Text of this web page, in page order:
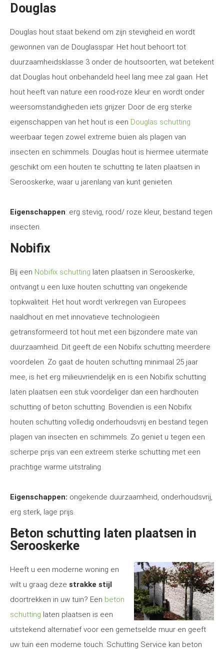
Douglas
Douglas hout staat bekend om zijn stevigheid en wordt
gewonnen van de Douglasspar. Het hout behoort tot
duurzaamheidsklasse 3 onder de houtsoorten, wat betekent
dat Douglas hout onbehandeld heel lang mee zal gaan. Het
hout heeft van nature een rood-roze kleur en wordt onder
weersomstandigheden iets grijzer. Door de erg sterke
eigenschappen van het hout is een Douglas schutting
weerbaar tegen zowel extreme buien als plagen van
insecten en schimmels. Douglas hout is hiermee uitermate
geschikt om een houten te schutting te laten plaatsen in
Serooskerke, waar u jarenlang van kunt genieten.
Eigenschappen: erg stevig, rood/ roze kleur, bestand tegen
insecten.
Nobifix
Bij een Nobifix schutting laten plaatsen in Serooskerke,
ontvangt u een luxe houten schutting van ongekende
topkwaliteit. Het hout wordt verkregen van Europees
naaldhout en met innovatieve technologieën
getransformeerd tot hout met een bijzondere mate van
duurzaamheid. Dit geeft de een Nobifix schutting meerdere
voordelen. Zo gaat de houten schutting minimaal 25 jaar
mee, is het erg milieuvriendelijk en is een Nobifix schutting
laten plaatsen een stuk voordeliger dan een hardhouten
schutting of beton schutting. Bovendien is een Nobifix
houten schutting volledig onderhoudsvrij en bestand tegen
plagen van insecten en schimmels. Zo geniet u tegen een
scherpe prijs van een extreem sterke schutting met een
prachtige warme uitstraling.
Eigenschappen: ongekende duurzaamheid, onderhoudsvrij,
erg sterk, lage prijs.
Beton schutting laten plaatsen in
Serooskerke
Heeft u een moderne woning en
wilt u graag deze strakke stijl
doortrekken in uw tuin? Een beton
schutting laten plaatsen is een
uitstekend alternatief voor een gemetselde muur en geeft
uw tuin een moderne touch. Schutting Service kan beton